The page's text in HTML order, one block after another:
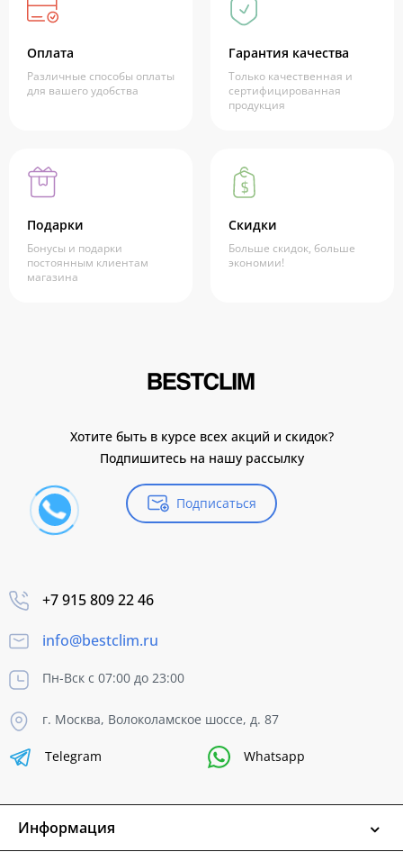
Оплата
Различные способы оплаты
для вашего удобства
Гарантия качества
Только качественная и
сертифицированная
продукция
Подарки
Бонусы и подарки
постоянным клиентам
магазина
Скидки
Больше скидок, больше
экономии!
Хотите быть в курсе всех акций и скидок?
Подпишитесь на нашу рассылку
Подписаться
+7 915 809 22 46
info@bestclim.ru
Пн-Вск с 07:00 до 23:00
г. Москва, Волоколамское шоссе, д. 87
Telegram Whatsapp
Информация